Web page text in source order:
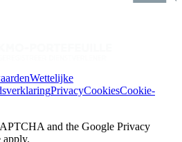
Wettelijke
PrivacyCookiesCookie-
and the Google Privacy
apply.